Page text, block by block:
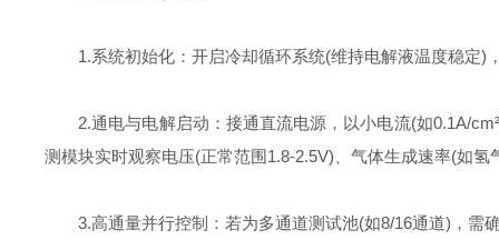
1.系统初始化：开启冷却循环系统(维持电解液温度稳定)
2.通电与电解启动：接通直流电源，以小电流(如0.1A/
测模块实时观察电压(正常范围1.8-2.5V)、气体生成速率(如
3.高通量并行控制：若为多通道测试池(如8/16通道)，需